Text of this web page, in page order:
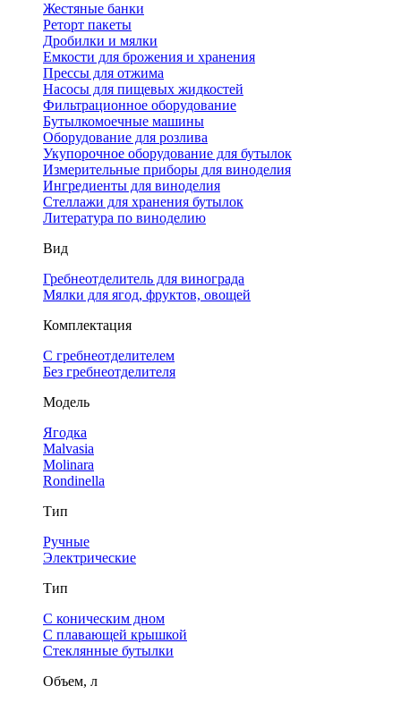
Жестяные банки
Реторт пакеты
Дробилки и мялки
Емкости для брожения и хранения
Прессы для отжима
Насосы для пищевых жидкостей
Фильтрационное оборудование
Бутылкомоечные машины
Оборудование для розлива
Укупорочное оборудование для бутылок
Измерительные приборы для виноделия
Ингредиенты для виноделия
Стеллажи для хранения бутылок
Литература по виноделию
Вид
Гребнеотделитель для винограда
Мялки для ягод, фруктов, овощей
Комплектация
С гребнеотделителем
Без гребнеотделителя
Модель
Ягодка
Malvasia
Molinara
Rondinella
Тип
Ручные
Электрические
Тип
С коническим дном
С плавающей крышкой
Стеклянные бутылки
Объем, л